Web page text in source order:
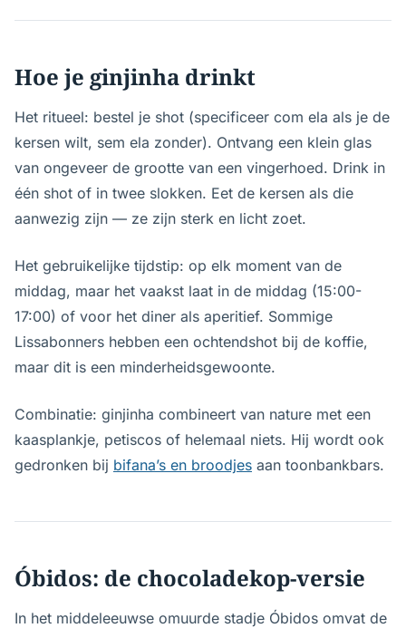
Hoe je ginjinha drinkt
Het ritueel: bestel je shot (specificeer com ela als je de
kersen wilt, sem ela zonder). Ontvang een klein glas
van ongeveer de grootte van een vingerhoed. Drink in
één shot of in twee slokken. Eet de kersen als die
aanwezig zijn — ze zijn sterk en licht zoet.
Het gebruikelijke tijdstip: op elk moment van de
middag, maar het vaakst laat in de middag (15:00-
17:00) of voor het diner als aperitief. Sommige
Lissabonners hebben een ochtendshot bij de koffie,
maar dit is een minderheidsgewoonte.
Combinatie: ginjinha combineert van nature met een
kaasplankje, petiscos of helemaal niets. Hij wordt ook
gedronken bij bifana’s en broodjes aan toonbankbars.
Óbidos: de chocoladekop-versie
In het middeleeuwse omuurde stadje Óbidos omvat de